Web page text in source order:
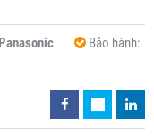
Panasonic
Bảo hành: